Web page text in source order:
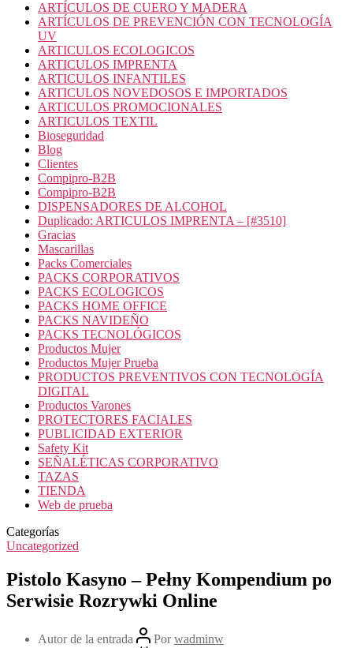
ARTÍCULOS DE CUERO Y MADERA
ARTÍCULOS DE PREVENCIÓN CON TECNOLOGÍA
UV
ARTICULOS ECOLOGICOS
ARTICULOS IMPRENTA
ARTICULOS INFANTILES
ARTICULOS NOVEDOSOS E IMPORTADOS
ARTICULOS PROMOCIONALES
ARTICULOS TEXTIL
Bioseguridad
Blog
Clientes
Compipro-B2B
Compipro-B2B
DISPENSADORES DE ALCOHOL
Duplicado: ARTICULOS IMPRENTA – [#3510]
Gracias
Mascarillas
Packs Comerciales
PACKS CORPORATIVOS
PACKS ECOLOGICOS
PACKS HOME OFFICE
PACKS NAVIDEÑO
PACKS TECNOLÓGICOS
Productos Mujer
Productos Mujer Prueba
PRODUCTOS PREVENTIVOS CON TECNOLOGÍA
DIGITAL
Productos Varones
PROTECTORES FACIALES
PUBLICIDAD EXTERIOR
Safety Kit
SEÑALÉTICAS CORPORATIVO
TAZAS
TIENDA
Web de prueba
Categorías
Uncategorized
Pistolo Kasyno – Pełny Kompendium po
Serwisie Rozrywki Online
Autor de la entrada Porwadminw